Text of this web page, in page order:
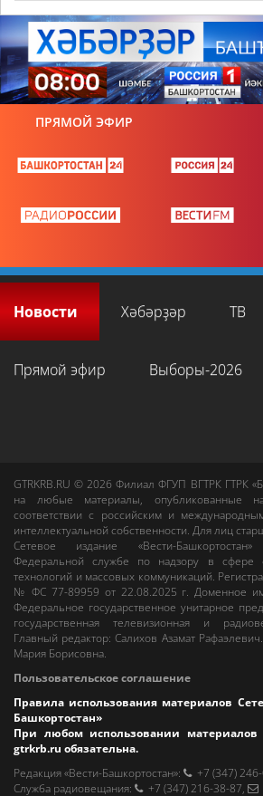
ПРЯМОЙ ЭФИР
Новости Хәбәрҙәр ТВ
Прямой эфир Выборы-2026
GTRKRB.RU © 2026Филиал ФГУП ВГТРК ГТРК
на любые материалы, опубликованные
соответствии с российским и
интеллектуальной собственности. Для лиц
Сетевое издание «Вести-Башкортостан»
Федеральной службе по надзору в сфере
технологий и массовых коммуникаций.
№ ФС 77-89959 от 22.08.2025 г. Доменное
Федеральное государственное унитарное
государственная телевизионная и
Главный редактор:Салихов Азамат Рафаэлевич.
Мария Борисовна.
Пользовательское соглашение
Правила использования материалов
Башкортостан»
При любом использовании материалов
gtrkrb.ru обязательна.
Редакция «Вести-Башкортостан»: +7 (347)
Cлужба радиовещания: +7 (347) 216-38-87,